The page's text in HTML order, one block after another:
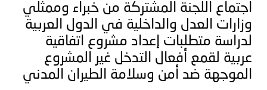
اجتماع اللجنة المشتركة من خبراء وممثلي
وزارات العدل والداخلية في الدول العربية
لدراسة متطلبات إعداد مشروع اتفاقية
عربية لقمع أفعال التدخل غير المشروع
الموجهة ضد أمن وسلامة الطيران المدني